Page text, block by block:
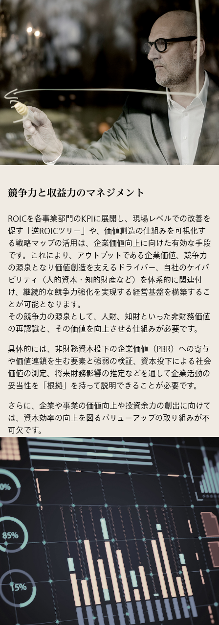
競争力と収益力のマネジメント
ROICを各事業部門のKPIに展開し、現場レベルでの改善を
促す「逆ROICツリー」や、価値創造の仕組みを可視化す
る戦略マップの活用は、企業価値向上に向けた有効な手段
です。これにより、アウトプットである企業価値、競争力
の源泉となり価値創造を支えるドライバー、自社のケイパ
ビリティ（人的資本・知的財産など）を体系的に関連付
け、継続的な競争力強化を実現する経営基盤を構築するこ
とが可能となります。
その競争力の源泉として、人財、知財といった非財務価値
の再認識と、その価値を向上させる仕組みが必要です。
具体的には、非財務資本投下の企業価値（PBR）への寄与
や価値連鎖を生む要素と強弱の検証、資本投下による社会
価値の測定、将来財務影響の推定などを通して企業活動の
妥当性を「根拠」を持って説明できることが必要です。
さらに、企業や事業の価値向上や投資余力の創出に向けて
は、資本効率の向上を図るバリューアップの取り組みが不
可欠です。